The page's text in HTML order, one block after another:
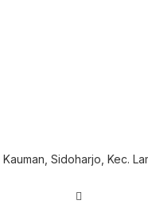
Sidoharjo, Kec.